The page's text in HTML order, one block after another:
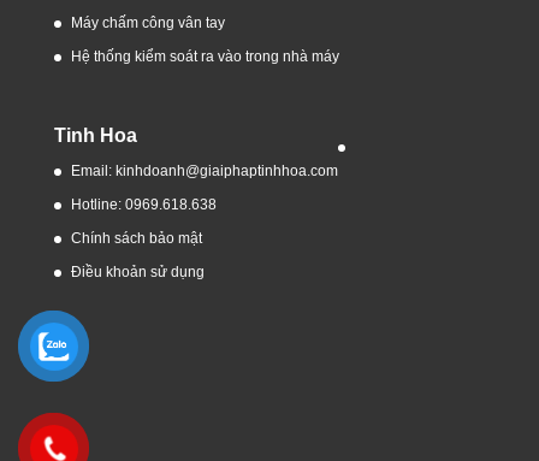
Máy chấm công vân tay
Hệ thống kiểm soát ra vào trong nhà máy
Tinh Hoa
Email: kinhdoanh@giaiphaptinhhoa.com
Hotline: 0969.618.638
Chính sách bảo mật
Điều khoản sử dụng